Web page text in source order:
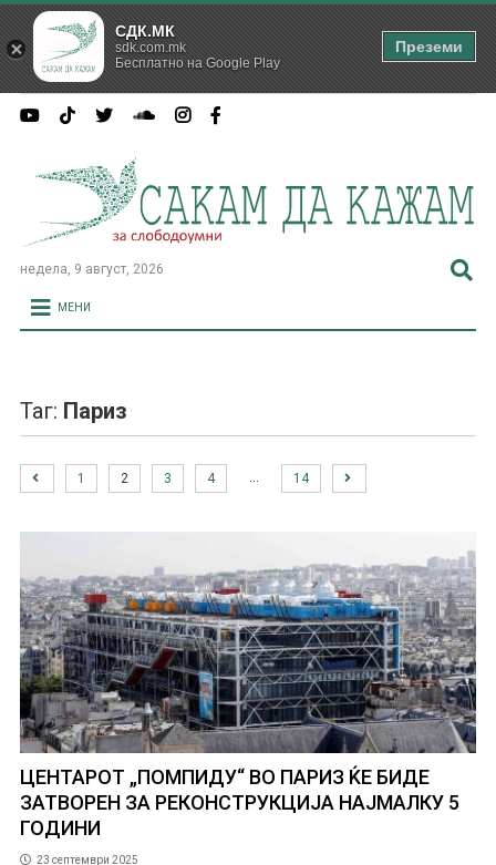
недела, 9 август, 2026
МЕНИ
Таг: Париз
1 2 3 4 14
ЦЕНТАРОТ „ПОМПИДУ“ ВО ПАРИЗ ЌЕ БИДЕ
ЗАТВОРЕН ЗА РЕКОНСТРУКЦИЈА НАЈМАЛКУ 5
ГОДИНИ
23 септември 2025
СДК.МК
sdk.com.mk
Бесплатно на Google Play
Преземи